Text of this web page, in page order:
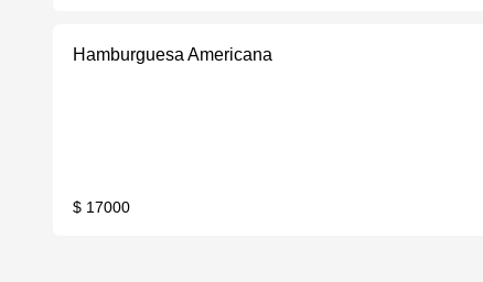
Hamburguesa Americana
$ 17000